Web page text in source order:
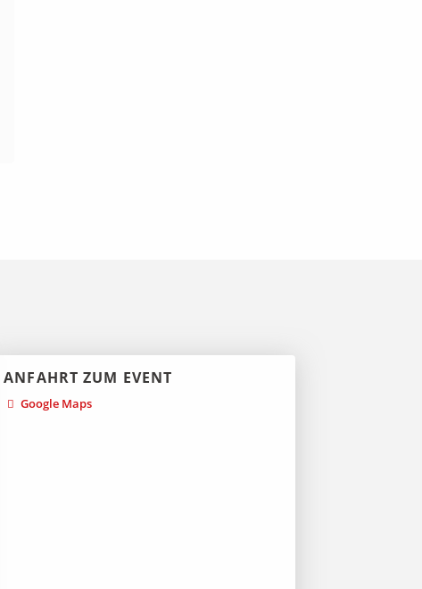
ANFAHRT ZUM EVENT
Google Maps